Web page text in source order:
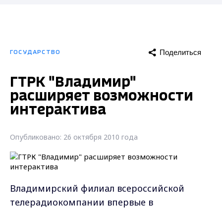
ГОСУДАРСТВО Поделиться
ГТРК "Владимир"
расширяет возможности
интерактива
Опубликовано: 26 октября 2010 года
Владимирский филиал всероссийской
телерадиокомпании впервые в